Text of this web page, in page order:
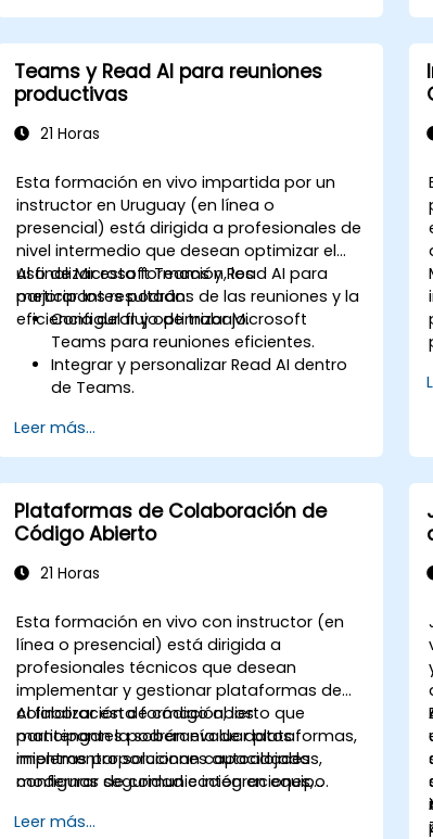
Teams y Read AI para reuniones
productivas
21 Horas
Esta formación en vivo impartida por un
instructor en Uruguay (en línea o
presencial) está dirigida a profesionales de
nivel intermedio que desean optimizar el
uso de Microsoft Teams y Read AI para
mejorar los resultados de las reuniones y la
eficiencia del flujo de trabajo.
Al finalizar esta formación, los
participantes podrán:
Configurar y optimizar Microsoft
Teams para reuniones eficientes.
Integrar y personalizar Read AI dentro
de Teams.
como resúmenes, transcripciones y
análisis de participación.
Mejorar la colaboración, el seguimiento
de tareas y las acciones posteriores a
la reunión.
Aplicar estrategias avanzadas y casos
de uso para mantener la
Leer más...
Plataformas de Colaboración de
Código Abierto
21 Horas
Esta formación en vivo con instructor (en
línea o presencial) está dirigida a
profesionales técnicos que desean
implementar y gestionar plataformas de
colaboración de código abierto que
mantengan la soberanía de datos
mientras proporcionan capacidades
modernas de comunicación en equipo.
Al finalizar esta formación, los
participantes podrán evaluar plataformas,
implementar soluciones autoalojadas,
configurar seguridad e integraciones,
establecer procedimientos operativos.
Leer más...